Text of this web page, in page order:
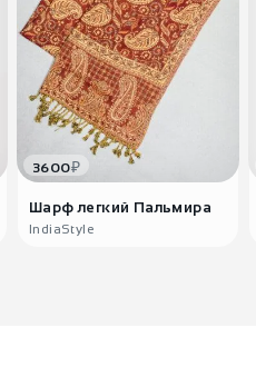
3600₽
Шарф легкий Пальмира
IndiaStyle